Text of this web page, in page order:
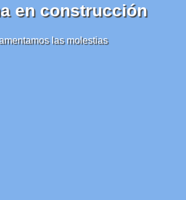
en construcción
las molestias